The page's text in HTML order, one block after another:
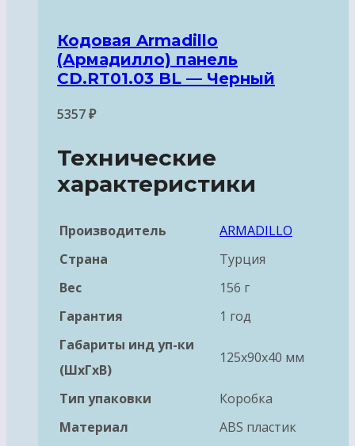
Кодовая Armadillo
(Армадилло) панель
CD.RT01.03 BL — Черный
5357₽
Технические
характеристики
Производитель
ARMADILLO
Страна
Турция
Вес
156 г
Гарантия
1 год
Габариты инд уп-ки
(ШхГхВ)
125x90x40 мм
Тип упаковки
Коробка
Материал
ABS пластик